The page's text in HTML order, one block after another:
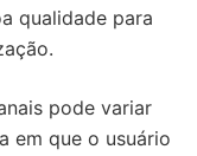
qualidade para
pode variar
em que o usuário